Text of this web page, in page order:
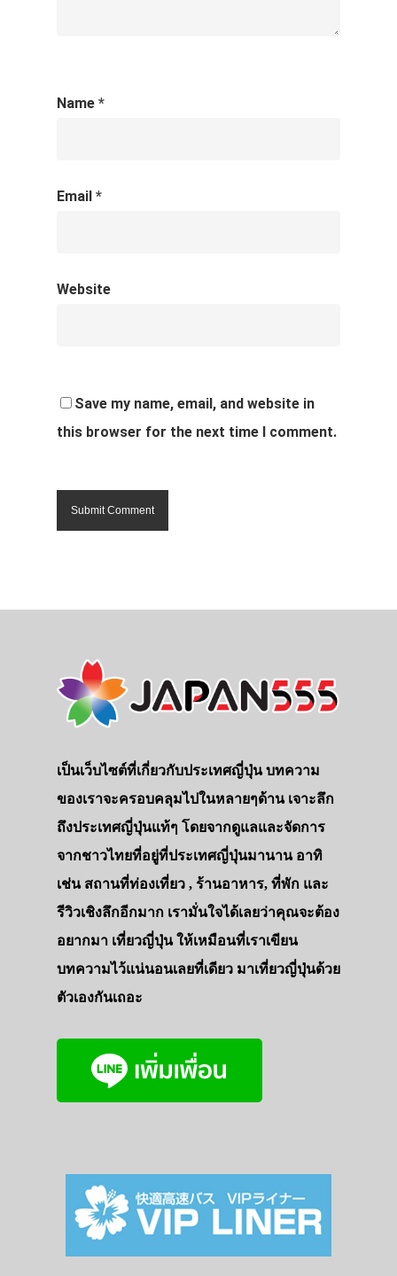
Name *
Email *
Website
Save my name, email, and website in
this browser for the next time I comment.
เป็นเว็บไซต์ที่เกี่ยวกับประเทศญี่ปุ่น บทความ
ของเราจะครอบคลุมไปในหลายๆด้าน เจาะลึก
ถึงประเทศญี่ปุ่นแท้ๆ โดยจากดูแลและจัดการ
จากชาวไทยที่อยู่ที่ประเทศญี่ปุ่นมานาน อาทิ
เช่น สถานที่ท่องเที่ยว , ร้านอาหาร, ที่พัก และ
รีวิวเชิงลึกอีกมาก เรามั่นใจได้เลยว่าคุณจะต้อง
อยากมา เที่ยวญี่ปุ่น ให้เหมือนที่เราเขียน
บทความไว้แน่นอนเลยที่เดียว มาเที่ยวญี่ปุ่นด้วย
ตัวเองกันเถอะ